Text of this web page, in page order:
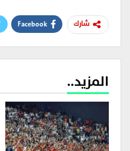
شارك Facebook
المزيد..